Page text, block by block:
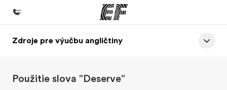
Domov
EF programy
Zdroje pre výučbu angličtiny
Použitie slova "Deserve"